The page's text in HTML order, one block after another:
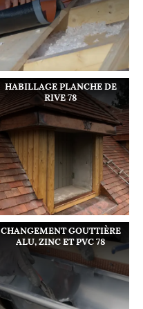
HABILLAGE PLANCHE DE
RIVE 78
CHANGEMENT GOUTTIÈRE
ALU, ZINC ET PVC 78